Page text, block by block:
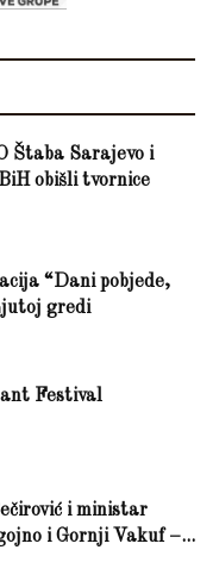
Štaba Sarajevo i
obišli tvornice
“Dani pobjede,
gredi
Festival
i ministar
i Gornji Vakuf –...